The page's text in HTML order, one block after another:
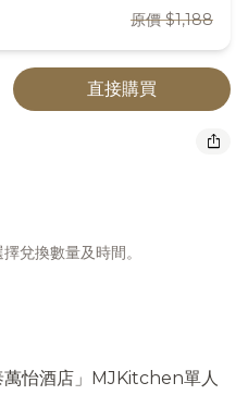
原價 $1,188
直接購買
ios_share
兌換數量及時間。
萬怡酒店」MJKitchen單人